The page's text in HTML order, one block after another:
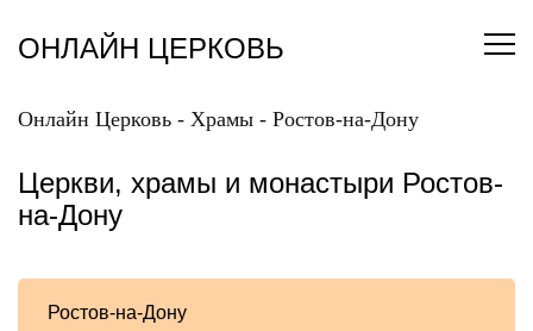
содержанию
ОНЛАЙН ЦЕРКОВЬ
Онлайн Церковь - Храмы - Ростов-на-Дону
Церкви, храмы и монастыри Ростов-
на-Дону
Ростов-на-Дону